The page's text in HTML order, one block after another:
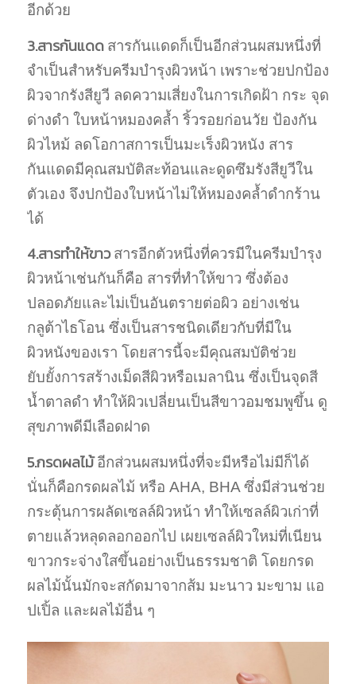
อีกด้วย
3.สารกันแดด สารกันแดดก็เป็นอีกส่วนผสมหนึ่งที่
จำเป็นสำหรับครีมบำรุงผิวหน้า เพราะช่วยปกป้อง
ผิวจากรังสียูวี ลดความเสี่ยงในการเกิดฝ้า กระ จุด
ด่างดำ ใบหน้าหมองคล้ำ ริ้วรอยก่อนวัย ป้องกัน
ผิวไหม้ ลดโอกาสการเป็นมะเร็งผิวหนัง สาร
กันแดดมีคุณสมบัติสะท้อนและดูดซึมรังสียูวีใน
ตัวเอง จึงปกป้องใบหน้าไม่ให้หมองคล้ำดำกร้าน
ได้
4.สารทำให้ขาวสารอีกตัวหนึ่งที่ควรมีในครีมบำรุง
ผิวหน้าเช่นกันก็คือ สารที่ทำให้ขาว ซึ่งต้อง
ปลอดภัยและไม่เป็นอันตรายต่อผิว อย่างเช่น
กลูต้าไธโอน ซึ่งเป็นสารชนิดเดียวกับที่มีใน
ผิวหนังของเรา โดยสารนี้จะมีคุณสมบัติช่วย
ยับยั้งการสร้างเม็ดสีผิวหรือเมลานิน ซึ่งเป็นจุดสี
น้ำตาลดำ ทำให้ผิวเปลี่ยนเป็นสีขาวอมชมพูขึ้น ดู
สุขภาพดีมีเลือดฝาด
5.กรดผลไม้อีกส่วนผสมหนึ่งที่จะมีหรือไม่มีก็ได้
นั่นก็คือกรดผลไม้ หรือ AHA, BHA ซึ่งมีส่วนช่วย
กระตุ้นการผลัดเซลล์ผิวหน้า ทำให้เซลล์ผิวเก่าที่
ตายแล้วหลุดลอกออกไป เผยเซลล์ผิวใหม่ที่เนียน
ขาวกระจ่างใสขึ้นอย่างเป็นธรรมชาติ โดยกรด
ผลไม้นั้นมักจะสกัดมาจากส้ม มะนาว มะขาม แอ
ปเปิ้ล และผลไม้อื่น ๆ